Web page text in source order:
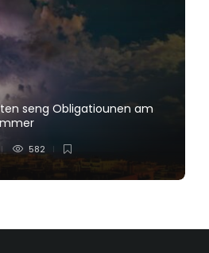
seng Obligatiounen am
582